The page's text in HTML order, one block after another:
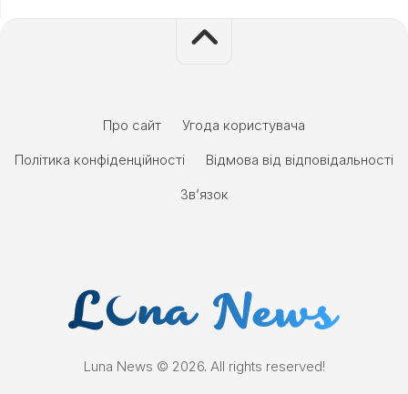
Про сайт
Угода користувача
Політика конфіденційності
Відмова від відповідальності
Зв’язок
Luna News © 2026. All rights reserved!